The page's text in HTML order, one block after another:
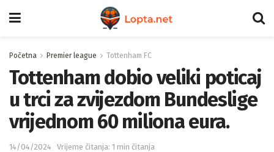
Početna Premier league Tottenham FC
Tottenham dobio veliki poticaj
u trci za zvijezdom Bundeslige
vrijednom 60 miliona eura.
14/04/2024 Vrijeme čitanja: 1 min čitanja